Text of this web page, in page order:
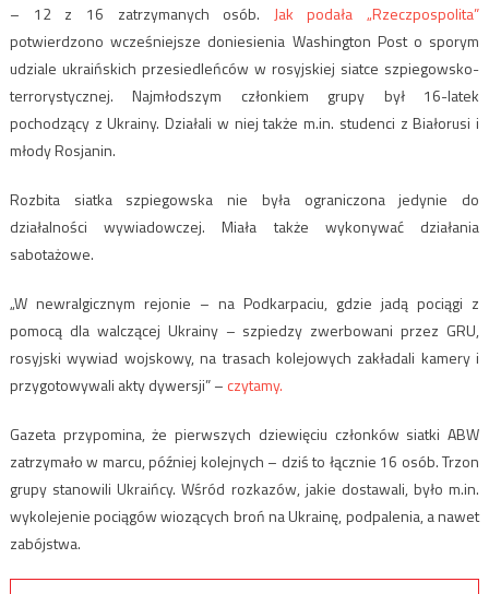
– 12 z 16 zatrzymanych osób. Jak podała „Rzeczpospolita”
potwierdzono wcześniejsze doniesienia Washington Post o sporym
udziale ukraińskich przesiedleńców w rosyjskiej siatce szpiegowsko-
terrorystycznej. Najmłodszym członkiem grupy był 16-latek
pochodzący z Ukrainy. Działali w niej także m.in. studenci z Białorusi i
młody Rosjanin.
Rozbita siatka szpiegowska nie była ograniczona jedynie do
działalności wywiadowczej. Miała także wykonywać działania
sabotażowe.
„W newralgicznym rejonie – na Podkarpaciu, gdzie jadą pociągi z
pomocą dla walczącej Ukrainy – szpiedzy zwerbowani przez GRU,
rosyjski wywiad wojskowy, na trasach kolejowych zakładali kamery i
przygotowywali akty dywersji” – czytamy.
Gazeta przypomina, że pierwszych dziewięciu członków siatki ABW
zatrzymało w marcu, później kolejnych – dziś to łącznie 16 osób. Trzon
grupy stanowili Ukraińcy. Wśród rozkazów, jakie dostawali, było m.in.
wykolejenie pociągów wiozących broń na Ukrainę, podpalenia, a nawet
zabójstwa.